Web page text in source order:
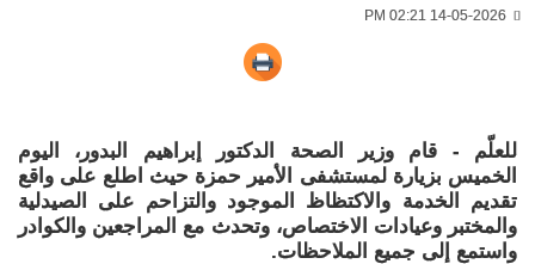
للعلّم - قام وزير الصحة الدكتور إبراهيم البدور، اليوم
الخميس بزيارة لمستشفى الأمير حمزة حيث اطلع على واقع
تقديم الخدمة والاكتظاظ الموجود والتزاحم على الصيدلية
والمختبر وعيادات الاختصاص، وتحدث مع المراجعين والكوادر
واستمع إلى جميع الملاحظات.